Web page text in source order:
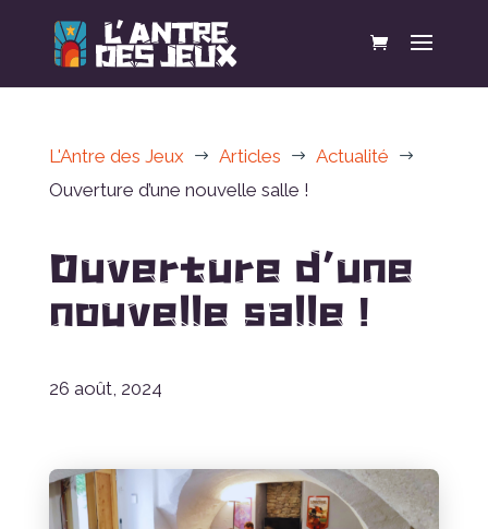
L'Antre des Jeux $ Articles $ Actualité $
Ouverture d’une nouvelle salle !
Ouverture d’une
nouvelle salle !
26 août, 2024